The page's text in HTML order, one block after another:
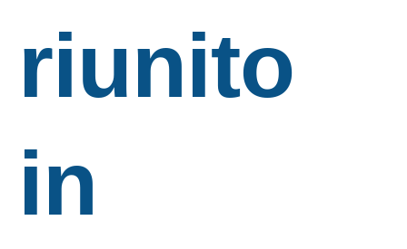
riunito
in